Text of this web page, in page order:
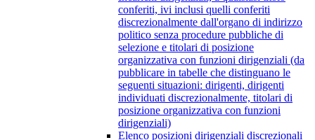
conferiti, ivi inclusi quelli conferiti
discrezionalmente dall'organo di indirizzo
politico senza procedure pubbliche di
selezione e titolari di posizione
organizzativa con funzioni dirigenziali (da
pubblicare in tabelle che distinguano le
seguenti situazioni: dirigenti, dirigenti
individuati discrezionalmente, titolari di
posizione organizzativa con funzioni
dirigenziali)
Elenco posizioni dirigenziali discrezionali